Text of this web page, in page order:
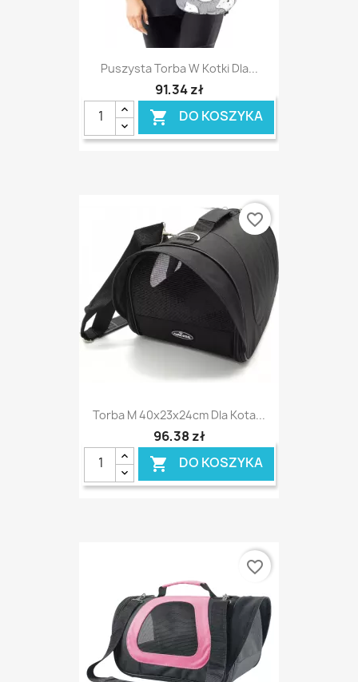
Puszysta Torba W Kotki Dla...
91,34 zł
 DO KOSZYKA
Torba M 40x23x24cm Dla Kota...
96,38 zł
 DO KOSZYKA
favorite_border
favorite_border